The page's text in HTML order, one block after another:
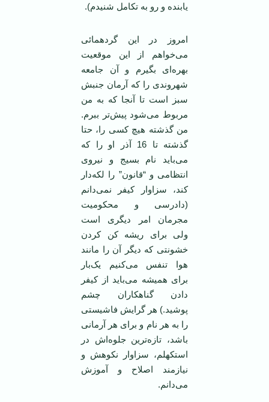
یابنده و رو به تکامل شنیدم).
امروز در این گردهمائی
می‌خواهم از این موقعیت
بهره‌ای بگیرم و آن جامعه
شهروندی را که آرمان جنبش
سبز است تا آنجا که به من
مربوط می‌شود پیش‌تر ببرم.
من گذشته هیچ کسی را، حتا
گذشته تا 16 آذر او را که
می‌باید نام بسیج و نیروی
انتظامی‌ و “قانون” را لکه‌دار
کند، سزاوار کیفر نمی‌دانم
(دادرسی و محکومیت
مجرمان امر دیگری است
ولی برای ریشه کن کردن
خشونتی که دیگر آن را مانند
هوا تنفس می‌کنیم یک‌بار
برای همیشه می‌باید از کیفر
دادن گناهکاران چشم
پوشید.) هر گرایش فاشیستی
را به هر نام و برای هر آرمانی
باشد، تازه‌ترین جلوه‌اش در
استکهلم، سزاوار نکوهش و
نیازمند اصلاح و آموزش
می‌دانم.